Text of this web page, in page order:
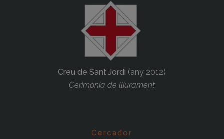
Creu de Sant Jordi (any 2012)
Cerimònia de lliurament
Cercador